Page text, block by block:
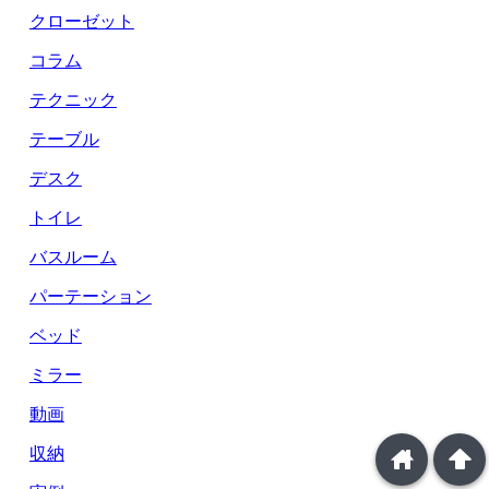
クローゼット
コラム
テクニック
テーブル
デスク
トイレ
バスルーム
パーテーション
ベッド
ミラー
動画
収納
arrowup
home